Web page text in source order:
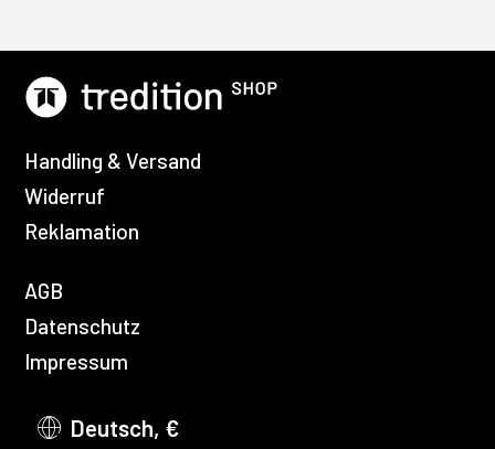
Handling & Versand
Widerruf
Reklamation
AGB
Datenschutz
Impressum
Deutsch, €